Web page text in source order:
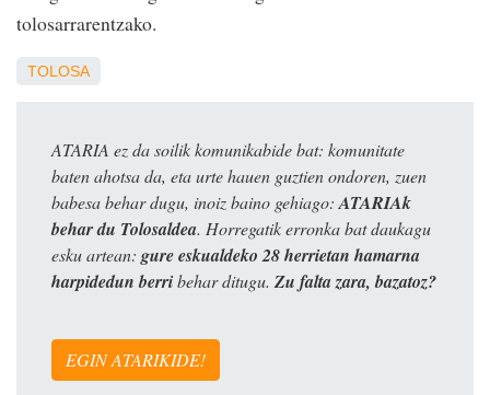
tolosarrarentzako.
TOLOSA
ATARIA ez da soilik komunikabide bat: komunitate
baten ahotsa da, eta urte hauen guztien ondoren, zuen
babesa behar dugu, inoiz baino gehiago: ATARIAk
behar du Tolosaldea. Horregatik erronka bat daukagu
esku artean: gure eskualdeko 28 herrietan hamarna
harpidedun berribehar ditugu. Zu falta zara, bazatoz?
EGIN ATARIKIDE!